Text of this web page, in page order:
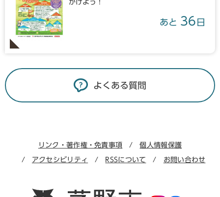
かけよう！
あと 36 日
よくある質問
リンク・著作権・免責事項 個人情報保護
アクセシビリティ RSSについて お問い合わせ